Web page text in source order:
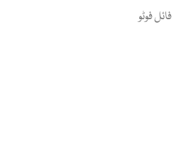
فائل فوٹو